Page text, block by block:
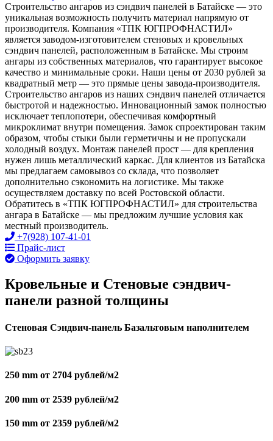
Строительство ангаров из сэндвич панелей в Батайске — это
уникальная возможность получить материал напрямую от
производителя. Компания «ТПК ЮГПРОФНАСТИЛ»
является заводом-изготовителем стеновых и кровельных
сэндвич панелей, расположенным в Батайске. Мы строим
ангары из собственных материалов, что гарантирует высокое
качество и минимальные сроки. Наши цены от 2030 рублей за
квадратный метр — это прямые цены завода-производителя.
Строительство ангаров из наших сэндвич панелей отличается
быстротой и надежностью. Инновационный замок полностью
исключает теплопотери, обеспечивая комфортный
микроклимат внутри помещения. Замок спроектирован таким
образом, чтобы стыки были герметичны и не пропускали
холодный воздух. Монтаж панелей прост — для крепления
нужен лишь металлический каркас. Для клиентов из Батайска
мы предлагаем самовывоз со склада, что позволяет
дополнительно сэкономить на логистике. Мы также
осуществляем доставку по всей Ростовской области.
Обратитесь в «ТПК ЮГПРОФНАСТИЛ» для строительства
ангара в Батайске — мы предложим лучшие условия как
местный производитель.
+7(928) 107-41-01
Прайс-лист
Оформить заявку
Кровельные и Стеновые сэндвич-
панели разной толщины
Стеновая Сэндвич-панель Базальтовым наполнителем
250 mm от 2704 рублей/м2
200 mm от 2539 рублей/м2
150 mm от 2359 рублей/м2